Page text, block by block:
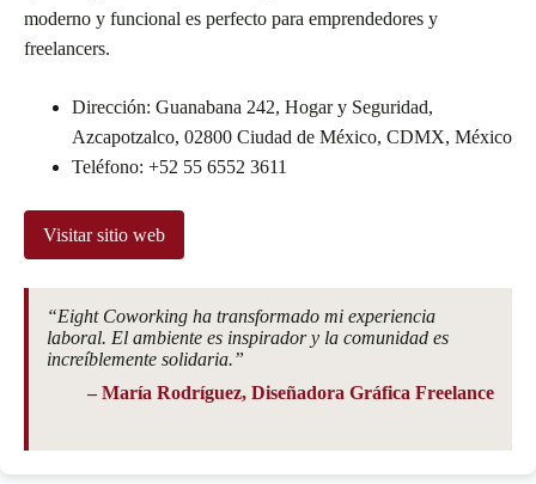
moderno y funcional es perfecto para emprendedores y
freelancers.
Dirección: Guanabana 242, Hogar y Seguridad,
Azcapotzalco, 02800 Ciudad de México, CDMX, México
Teléfono: +52 55 6552 3611
Visitar sitio web
“Eight Coworking ha transformado mi experiencia
laboral. El ambiente es inspirador y la comunidad es
increíblemente solidaria.”
– María Rodríguez, Diseñadora Gráfica Freelance